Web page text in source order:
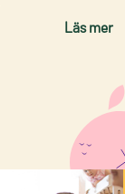
Läs mer